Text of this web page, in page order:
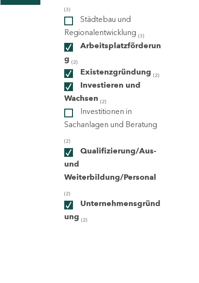
(3)
Städtebau und
Regionalentwicklung (3)
Arbeitsplatzförderun
g (2)
Existenzgründung (2)
Investieren und
Wachsen (2)
Investitionen in
Sachanlagen und Beratung
(2)
Qualifizierung/Aus-
und
Weiterbildung/Personal
(2)
Unternehmensgründ
ung (2)